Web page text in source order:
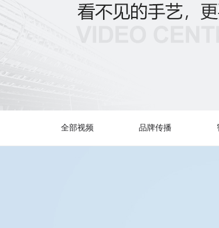
全部视频 品牌传播